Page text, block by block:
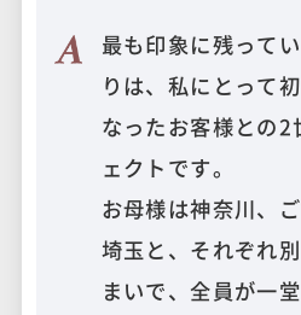
最も印象に残って
りは、私にとって
なったお客様との
ェクトです。
お母様は神奈川、
埼玉と、それぞれ
まいで、全員が一